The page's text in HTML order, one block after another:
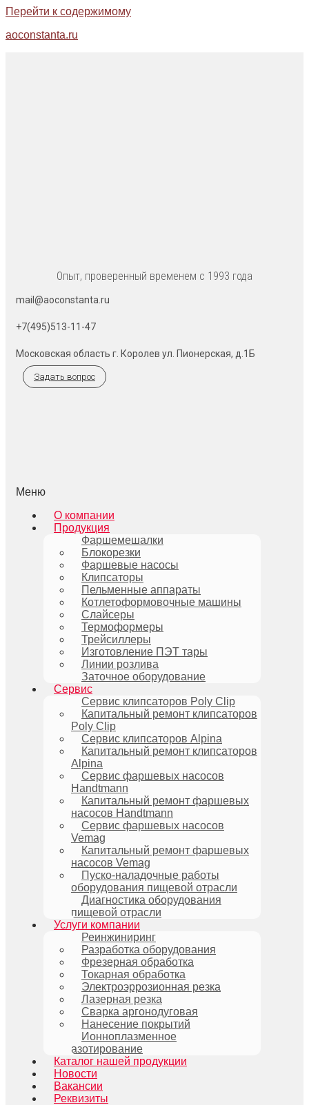
Перейти к содержимому
aoconstanta.ru
Опыт, проверенный временем с 1993 года
mail@aoconstanta.ru
+7(495)513-11-47
Московская область г. Королев ул. Пионерская, д.1Б
Задать вопрос
Меню
О компании
Продукция
Фаршемешалки
Блокорезки
Фаршевые насосы
Клипсаторы
Пельменные аппараты
Котлетоформовочные машины
Слайсеры
Термоформеры
Трейсиллеры
Изготовление ПЭТ тары
Линии розлива
Заточное оборудование
Сервис
Сервис клипсаторов Poly Clip
Капитальный ремонт клипсаторов
Poly Clip
Сервис клипсаторов Alpina
Капитальный ремонт клипсаторов
Alpina
Сервис фаршевых насосов
Handtmann
Капитальный ремонт фаршевых
насосов Handtmann
Сервис фаршевых насосов
Vemag
Капитальный ремонт фаршевых
насосов Vemag
Пуско-наладочные работы
оборудования пищевой отрасли
Диагностика оборудования
пищевой отрасли
Услуги компании
Реинжиниринг
Разработка оборудования
Фрезерная обработка
Токарная обработка
Электроэррозионная резка
Лазерная резка
Сварка аргонодуговая
Нанесение покрытий
Ионноплазменное
азотирование
Каталог нашей продукции
Новости
Вакансии
Реквизиты